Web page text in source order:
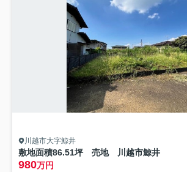
川越市大字鯨井
敷地面積86.51坪 売地 川越市鯨井
980万円